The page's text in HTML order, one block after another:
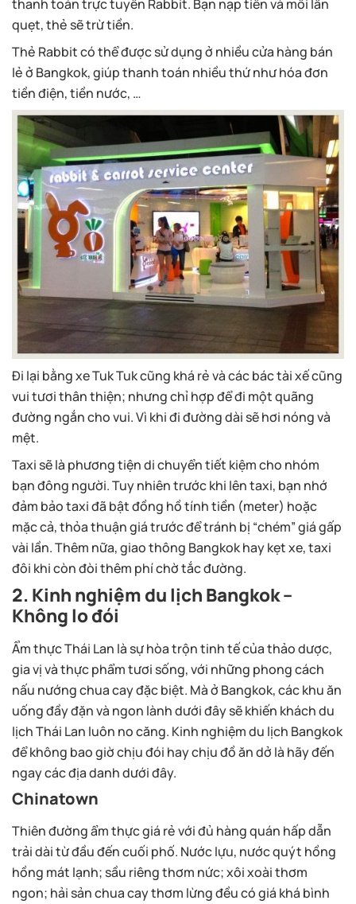
thanh toán trực tuyến Rabbit. Bạn nạp tiền và mỗi lần
quẹt, thẻ sẽ trừ tiền.
Thẻ Rabbit có thể được sử dụng ở nhiều cửa hàng bán
lẻ ở Bangkok, giúp thanh toán nhiều thứ như hóa đơn
tiền điện, tiền nước, …
Đi lại bằng xe Tuk Tuk cũng khá rẻ và các bác tài xế cũng
vui tươi thân thiện; nhưng chỉ hợp để đi một quãng
đường ngắn cho vui. Vì khi đi đường dài sẽ hơi nóng và
mệt.
Taxi sẽ là phương tiện di chuyển tiết kiệm cho nhóm
bạn đông người. Tuy nhiên trước khi lên taxi, bạn nhớ
đảm bảo taxi đã bật đồng hồ tính tiền (meter) hoặc
mặc cả, thỏa thuận giá trước để tránh bị “chém” giá gấp
vài lần. Thêm nữa, giao thông Bangkok hay kẹt xe, taxi
đôi khi còn đòi thêm phí chờ tắc đường.
2. Kinh nghiệm du lịch Bangkok –
Không lo đói
Ẩm thực Thái Lan là sự hòa trộn tinh tế của thảo dược,
gia vị và thực phẩm tươi sống, với những phong cách
nấu nướng chua cay đặc biệt. Mà ở Bangkok, các khu ăn
uống đầy đặn và ngon lành dưới đây sẽ khiến khách du
lịch Thái Lan luôn no căng. Kinh nghiệm du lịch Bangkok
để không bao giờ chịu đói hay chịu đồ ăn dở là hãy đến
ngay các địa danh dưới đây.
Chinatown
Thiên đường ẩm thực giá rẻ với đủ hàng quán hấp dẫn
trải dài từ đầu đến cuối phố. Nước lựu, nước quýt hồng
hồng mát lạnh; sầu riêng thơm nức; xôi xoài thơm
ngon; hải sản chua cay thơm lừng đều có giá khá bình